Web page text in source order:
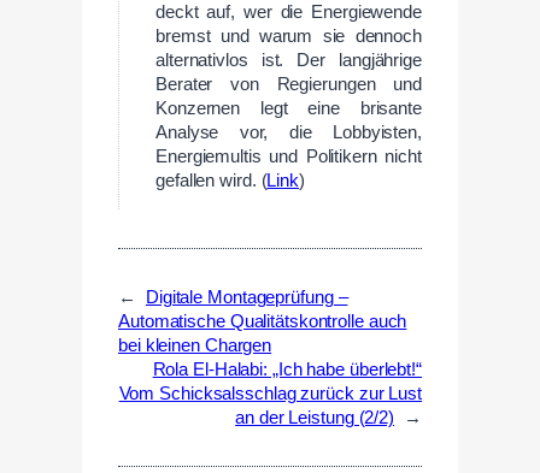
deckt auf, wer die Energiewende
bremst und warum sie dennoch
alternativlos ist. Der langjährige
Berater von Regierungen und
Konzernen legt eine brisante
Analyse vor, die Lobbyisten,
Energiemultis und Politikern nicht
gefallen wird. (Link)
←
Digitale Montageprüfung –
Automatische Qualitätskontrolle auch
bei kleinen Chargen
Rola El-Halabi: „Ich habe überlebt!“
Vom Schicksalsschlag zurück zur Lust
an der Leistung (2/2)
→